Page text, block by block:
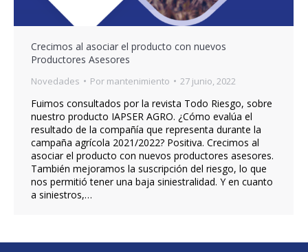
Crecimos al asociar el producto con nuevos
Productores Asesores
Novedades Por mantenimiento 27 junio, 2022
Fuimos consultados por la revista Todo Riesgo, sobre
nuestro producto IAPSER AGRO. ¿Cómo evalúa el
resultado de la compañía que representa durante la
campaña agrícola 2021/2022? Positiva. Crecimos al
asociar el producto con nuevos productores asesores.
También mejoramos la suscripción del riesgo, lo que
nos permitió tener una baja siniestralidad. Y en cuanto
a siniestros,…